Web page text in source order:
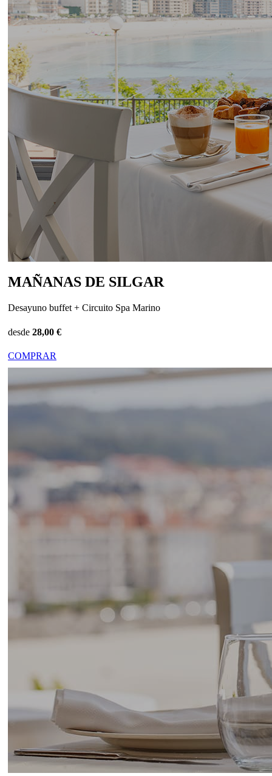
MAÑANAS DE SILGAR
Desayuno buffet + Circuito Spa Marino
desde 28,00 €
COMPRAR